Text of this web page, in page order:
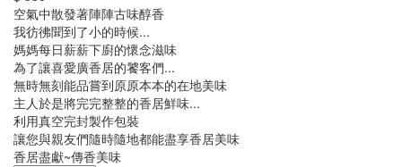
空氣中散發著陣陣古味醇香
我彷彿聞到了小的時候...
媽媽每日薪薪下廚的懷念滋味
為了讓喜愛廣香居的饕客們...
無時無刻能品嘗到原原本本的在地美味
主人於是將完完整整的香居鮮味...
利用真空完封製作包裝
讓您與親友們隨時隨地都能盡享香居美味
香居盡獻~傳香美味